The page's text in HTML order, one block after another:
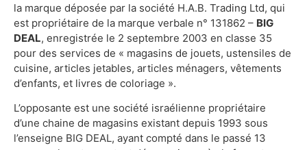
la marque déposée par la société H.A.B. Trading Ltd, qui
est propriétaire de la marque verbale n° 131862 – BIG
DEAL, enregistrée le 2 septembre 2003 en classe 35
pour des services de « magasins de jouets, ustensiles de
cuisine, articles jetables, articles ménagers, vêtements
d’enfants, et livres de coloriage ».
L’opposante est une société israélienne propriétaire
d’une chaine de magasins existant depuis 1993 sous
l’enseigne BIG DEAL, ayant compté dans le passé 13